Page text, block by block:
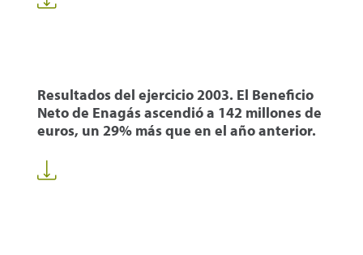
Resultados del ejercicio 2003. El Beneficio
Neto de Enagás ascendió a 142 millones de
euros, un 29% más que en el año anterior.